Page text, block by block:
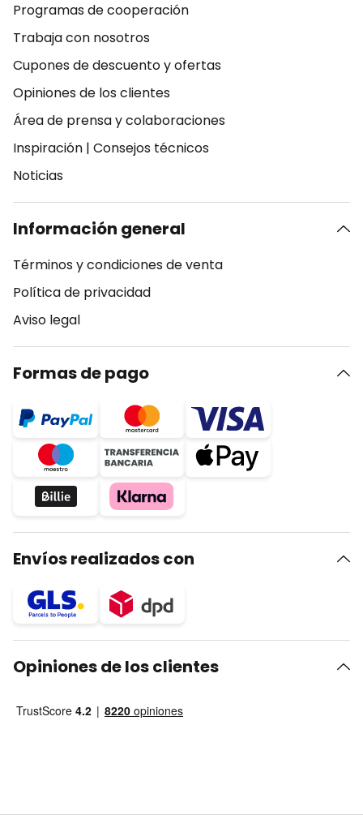
Programas de cooperación
Trabaja con nosotros
Cupones de descuento y ofertas
Opiniones de los clientes
Área de prensa y colaboraciones
Inspiración | Consejos técnicos
Noticias
Información general
Términos y condiciones de venta
Política de privacidad
Aviso legal
Formas de pago
Envíos realizados con
Opiniones de los clientes